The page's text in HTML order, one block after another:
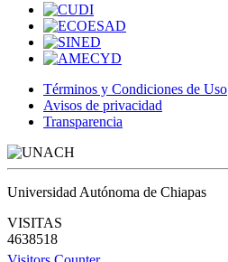
Términos y Condiciones de Uso
Avisos de privacidad
Transparencia
Universidad Autónoma de Chiapas
VISITAS
4638518